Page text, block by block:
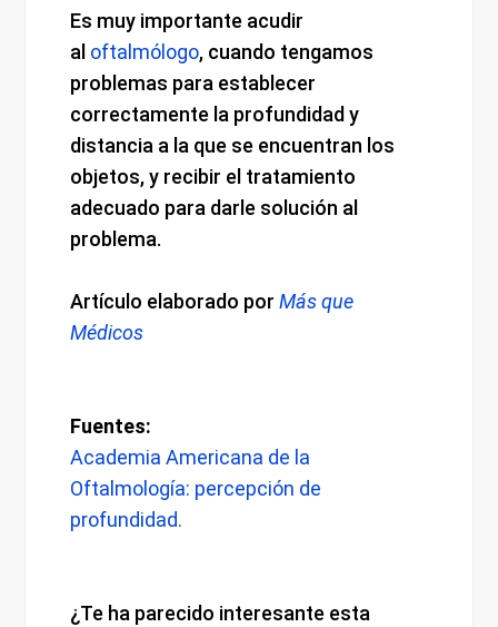
Es muy importante acudir
al oftalmólogo, cuando tengamos
problemas para establecer
correctamente la profundidad y
distancia a la que se encuentran los
objetos, y recibir el tratamiento
adecuado para darle solución al
problema.
Artículo elaborado por Más que
Médicos
Fuentes:
Academia Americana de la
Oftalmología: percepción de
profundidad.
¿Te ha parecido interesante esta